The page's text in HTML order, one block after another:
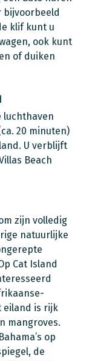
bijvoorbeeld
klif kunt u
ook kunt
of duiken
luchthaven
20 minuten)
U verblijft
Beach
zijn volledig
natuurlijke
Cat Island
eiland is rijk
mangroves.
op
de